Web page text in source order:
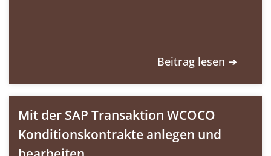
Beitrag lesen ➔
Mit der SAP Transaktion WCOCO
Konditionskontrakte anlegen und